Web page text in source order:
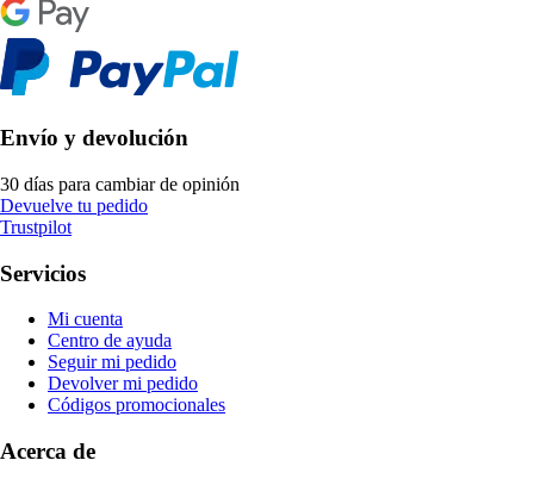
Envío y devolución
30 días para cambiar de opinión
Devuelve tu pedido
Trustpilot
Servicios
Mi cuenta
Centro de ayuda
Seguir mi pedido
Devolver mi pedido
Códigos promocionales
Acerca de